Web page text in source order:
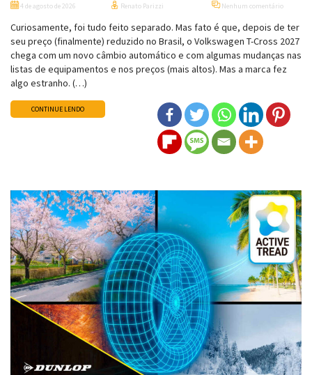
4 de agosto de 2026 Renato Parizzi Nenhum comentário
Curiosamente, foi tudo feito separado. Mas fato é que, depois de ter
seu preço (finalmente) reduzido no Brasil, o Volkswagen T-Cross 2027
chega com um novo câmbio automático e com algumas mudanças nas
listas de equipamentos e nos preços (mais altos). Mas a marca fez
algo estranho. (…)
CONTINUE LENDO